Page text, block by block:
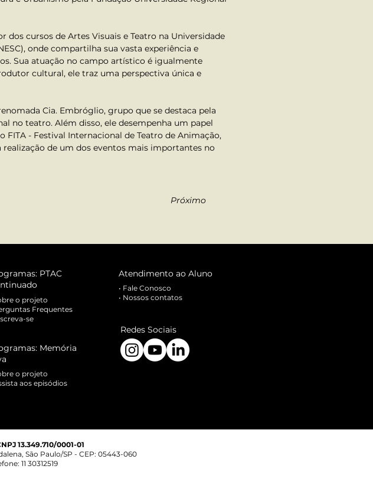
dos cursos de Artes Visuais e Teatro na Universidade
onde compartilha sua vasta experiência e
Sua atuação no campo artístico é igualmente
cultural, ele traz uma perspectiva única e
Cia. Embróglio, grupo que se destaca pela
no teatro. Além disso, ele desempenha um papel
FITA - Festival Internacional de Teatro de Animação,
realização de um dos eventos mais importantes no
Próximo
PTAC
o projeto
Frequentes
se
Memória
o projeto
aos episódios
Atendimento ao Aluno
• Fale Conosco
• Nossos contatos
Redes Sociais
13.349.710/0001-01
São Paulo/SP - CEP: 05443-060
11 30312519